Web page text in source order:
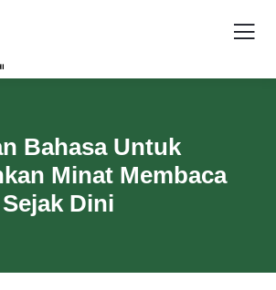
Bahasa Untuk
Minat Membaca
Dini